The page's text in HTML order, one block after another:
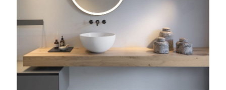
industrielles licht-design
lichtdesign im restaurant
schmuck ins rechte licht
setzen
innenbeleuchtung für